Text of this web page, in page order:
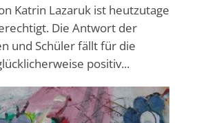
Katrin Lazaruk ist heutzutage
Die Antwort der
und Schüler fällt für die
positiv...